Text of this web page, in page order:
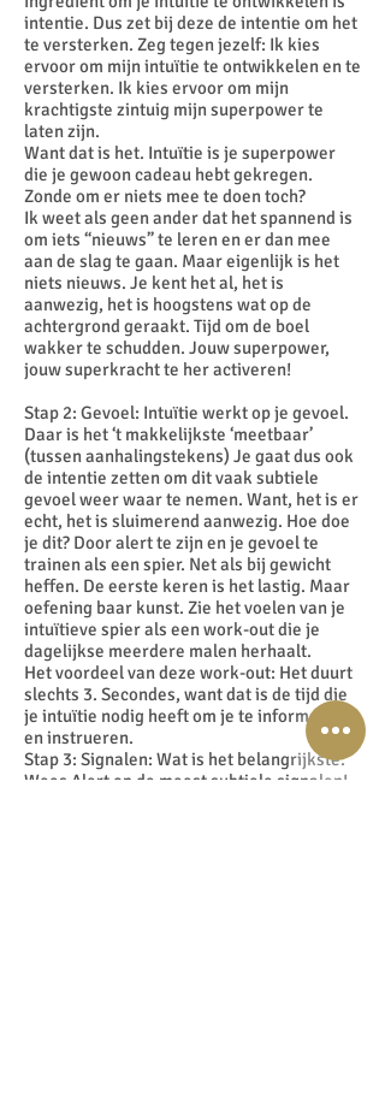
intentie. Dus zet bij deze de intentie om het
te versterken. Zeg tegen jezelf: Ik kies
ervoor om mijn intuïtie te ontwikkelen en te
versterken. Ik kies ervoor om mijn
krachtigste zintuig mijn superpower te
laten zijn.
Want dat is het. Intuïtie is je superpower
die je gewoon cadeau hebt gekregen.
Zonde om er niets mee te doen toch?
Ik weet als geen ander dat het spannend is
om iets “nieuws” te leren en er dan mee
aan de slag te gaan. Maar eigenlijk is het
niets nieuws. Je kent het al, het is
aanwezig, het is hoogstens wat op de
achtergrond geraakt. Tijd om de boel
wakker te schudden. Jouw superpower,
jouw superkracht te her activeren!
Stap 2: Gevoel: Intuïtie werkt op je gevoel.
Daar is het ‘t makkelijkste ‘meetbaar’
(tussen aanhalingstekens) Je gaat dus ook
de intentie zetten om dit vaak subtiele
gevoel weer waar te nemen. Want, het is er
echt, het is sluimerend aanwezig. Hoe doe
je dit? Door alert te zijn en je gevoel te
trainen als een spier. Net als bij gewicht
heffen. De eerste keren is het lastig. Maar
oefening baar kunst. Zie het voelen van je
intuïtieve spier als een work-out die je
dagelijkse meerdere malen herhaalt.
Het voordeel van deze work-out: Het duurt
slechts 3. Secondes, want dat is de tijd die
je intuïtie nodig heeft om je te informeren
en instrueren.
Stap 3: Signalen: Wat is het belangrijkste:
Wees Alert op de meest subtiele signalen!